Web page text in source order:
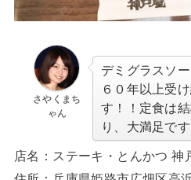
さやくまち
ゃん
デミグラスソ
６０年以上受
す！！定食は
り、大満足です
店名：ステーキ・とんかつ 神